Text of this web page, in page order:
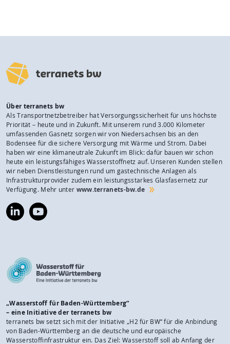
Über terranets bw
Als Transportnetzbetreiber hat Versorgungssicherheit für uns höchste
Priorität – heute und in Zukunft. Mit unserem rund 3.000 Kilometer
umfassenden Gasnetz sorgen wir von Niedersachsen bis an den
Bodensee für die sichere Versorgung mit Wärme und Strom. Dabei
haben wir eine klimaneutrale Zukunft im Blick: dafür bauen wir schon
heute ein leistungsfähiges Wasserstoffnetz auf. Unseren Kunden stellen
wir neben Dienstleistungen rund um gastechnische Anlagen als
Infrastrukturprovider zudem ein leistungsstarkes Glasfasernetz zur
Verfügung. Mehr unter www.terranets-bw.de
https://www.linkedin.com/company/terranets-
bw-
https://www.youtube.com/@terranetsbw
„Wasserstoff für Baden-Württemberg“
– eine Initiative der terranets bw
terranets bw setzt sich mit der Initiative „H2 für BW“ für die Anbindung
von Baden-Württemberg an die deutsche und europäische
Wasserstoffinfrastruktur ein. Das Ziel: Wasserstoff soll ab Anfang der